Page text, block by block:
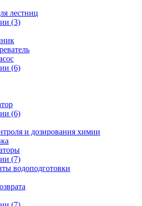
лестниц
(3)
(6)
(6)
и дозирования химии
(7)
водоподготовки